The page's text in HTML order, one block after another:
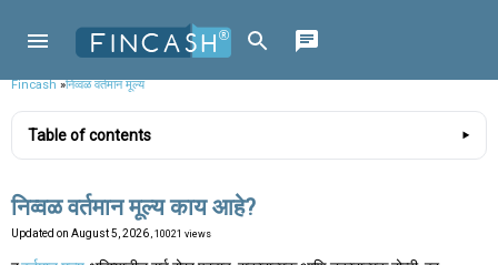
Fincash»निव्वळ वर्तमान मूल्य
Table of contents
निव्वळ वर्तमान मूल्य काय आहे?
Updated on August 5, 2026 , 10021 views